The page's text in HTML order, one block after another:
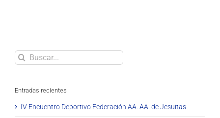
Buscar
Entradas recientes
IV Encuentro Deportivo Federación AA. AA. de Jesuitas